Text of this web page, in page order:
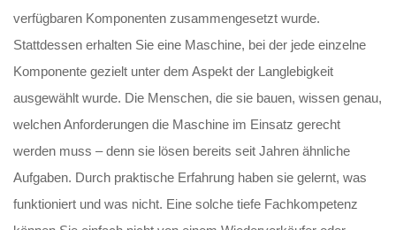
verfügbaren Komponenten zusammengesetzt wurde.
Stattdessen erhalten Sie eine Maschine, bei der jede einzelne
Komponente gezielt unter dem Aspekt der Langlebigkeit
ausgewählt wurde. Die Menschen, die sie bauen, wissen genau,
welchen Anforderungen die Maschine im Einsatz gerecht
werden muss – denn sie lösen bereits seit Jahren ähnliche
Aufgaben. Durch praktische Erfahrung haben sie gelernt, was
funktioniert und was nicht. Eine solche tiefe Fachkompetenz